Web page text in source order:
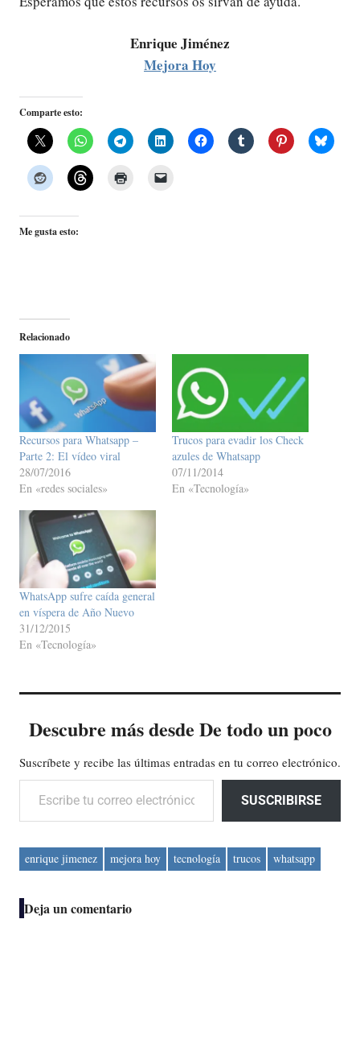
Enrique Jiménez
Mejora Hoy
Comparte esto:
Me gusta esto:
Relacionado
Recursos para Whatsapp –
Parte 2: El vídeo viral
28/07/2016
En «redes sociales»
Trucos para evadir los Check
azules de Whatsapp
07/11/2014
En «Tecnología»
WhatsApp sufre caída general
en víspera de Año Nuevo
31/12/2015
En «Tecnología»
Descubre más desde De todo un poco
Suscríbete y recibe las últimas entradas en tu correo electrónico.
Escribe tu correo electrónico…
SUSCRIBIRSE
enrique jimenez mejora hoy tecnología trucos whatsapp
Deja un comentario